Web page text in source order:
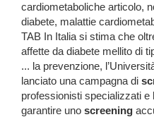
cardiometaboliche articolo,
diabete, malattie
TAB In Italia si stima che
affette da diabete mellito di
... la prevenzione,
lanciato una campagna di
professionisti specializzati
garantire uno screening